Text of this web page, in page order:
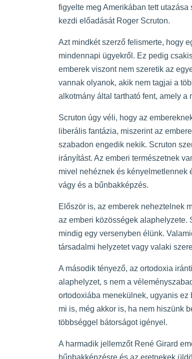
figyelte meg Amerikában tett
kezdi előadását Roger Scruton.
Azt mindkét szerző felismerte, hogy
mindennapi ügyekről. Ez pedig
emberek viszont nem szeretik az
vannak olyanok, akik nem tagjai a
alkotmány által tartható fent, amely
Scruton úgy véli, hogy az
liberális fantázia, miszerint az
szabadon engedik nekik. Scruton
irányítást. Az emberi természetnek
mivel nehéznek és kényelmetlennek
vágy és a bűnbakképzés.
Először is, az emberek neheztelnek
az emberi közösségek alaphelyzete.
mindig egy versenyben élünk.
társadalmi helyzetet vagy valaki
A második tényező, az ortodoxia
alaphelyzet, s nem a
ortodoxiába menekülnek, ugyanis
mi is, még akkor is, ha nem hiszünk
többséggel bátorságot igényel.
A harmadik jellemzőt René Girard